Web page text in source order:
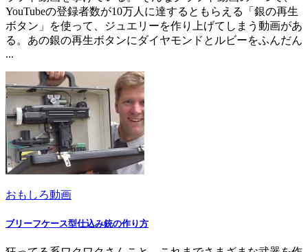
YouTubeの登録者数が10万人に達するともらえる「銀の再生
ボタン」を使って、ジュエリーを作り上げてしまう動画があ
る。あの銀の再生ボタンにダイヤモンドとルビーをふんだん
...
おもしろ動画
ブリーフケース型仕込み銃の作り方